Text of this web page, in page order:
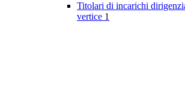
Titolari di incarichi
vertice 1